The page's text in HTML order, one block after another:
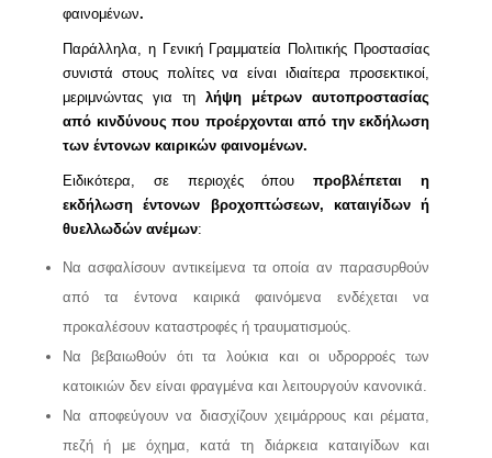
φαινομένων.
Παράλληλα, η Γενική Γραμματεία Πολιτικής Προστασίας
συνιστά στους πολίτες να είναι ιδιαίτερα προσεκτικοί,
μεριμνώντας για τη λήψη μέτρων αυτοπροστασίας
από κινδύνους που προέρχονται από την εκδήλωση
των έντονων καιρικών φαινομένων.
Ειδικότερα, σε περιοχές όπουπροβλέπεται η
εκδήλωση έντονων βροχοπτώσεων, καταιγίδων ή
θυελλωδών ανέμων:
Να ασφαλίσουν αντικείμενα τα οποία αν παρασυρθούν
από τα έντονα καιρικά φαινόμενα ενδέχεται να
προκαλέσουν καταστροφές ή τραυματισμούς.
Να βεβαιωθούν ότι τα λούκια και οι υδρορροές των
κατοικιών δεν είναι φραγμένα και λειτουργούν κανονικά.
Να αποφεύγουν να διασχίζουν χειμάρρους και ρέματα,
πεζή ή με όχημα, κατά τη διάρκεια καταιγίδων και